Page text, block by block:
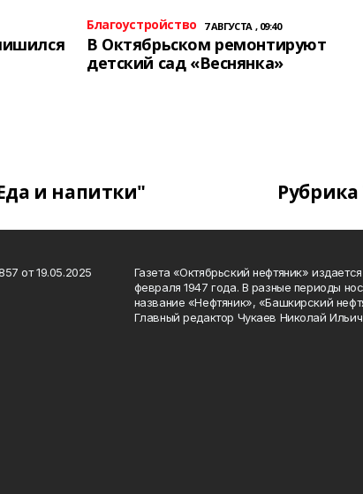
Благоустройство 7 АВГУСТА , 09:40
В Октябрьском ремонтируют
детский сад «Веснянка»
и напитки"
от 19.05.2025
Газета «Октябрьский нефтяник»
февраля 1947 года. В разные периоды
название «Нефтяник», «Башкирский
Главный редактор Чукаев Николай Ильич